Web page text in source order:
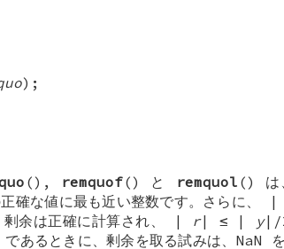
);
(), remquof() と remquol () は
確な値に最も近い整数です。さらに、 |
剰余は正確に計算され、 | r| ≤ | y|/
ときに、剰余を取る試みは、NaN